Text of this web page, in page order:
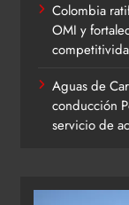
Colombia
OMI y
Aguas de
conducción
servicio de